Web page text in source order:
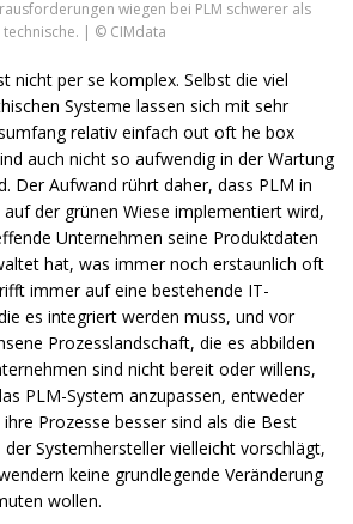
wiegen bei PLM schwerer als
technische. | © CIMdata
nicht per se komplex. Selbst die viel
Systeme lassen sich mit sehr
relativ einfach out oft he box
auch nicht so aufwendig in der Wartung
Der Aufwand rührt daher, dass PLM in
der grünen Wiese implementiert wird,
Unternehmen seine Produktdaten
hat, was immer noch erstaunlich oft
immer auf eine bestehende IT-
es integriert werden muss, und vor
Prozesslandschaft, die es abbilden
sind nicht bereit oder willens,
PLM-System anzupassen, entweder
Prozesse besser sind als die Best
der Systemhersteller vielleicht vorschlägt,
keine grundlegende Veränderung
wollen.